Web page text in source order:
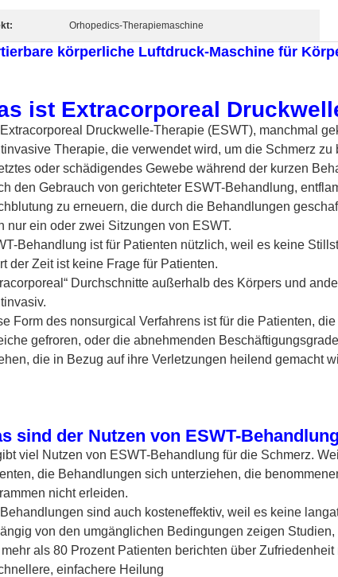
Orhopedics-Therapiemaschine
körperliche Luftdruck-Maschine für
ist Extracorporeal
Druckwelle-Therapie (ESWT), manchmal
Therapie, die verwendet wird, um die Schmerz
oder schädigendes Gewebe während der kurzen
den Gebrauch von gerichteter ESWT-Behandlung,
zu erneuern, die durch die Behandlungen
nur ein oder zwei Sitzungen von ESWT.
Behandlung ist für Patienten nützlich, weil es keine
der Zeit ist keine Frage für Patienten.
Durchschnitte außerhalb des Körpers und
Form des nonsurgical Verfahrens ist für die Patienten,
gefroren, oder die abnehmenden
die in Bezug auf ihre Verletzungen heilend gemacht
sind der Nutzen von ESWT-
viel Nutzen von ESWT-Behandlung für die Schmerz.
die Behandlungen sich unterziehen, die
nicht erleiden.
sind auch kosteneffektiv, weil es keine
von den umgänglichen Bedingungen zeigen
als 80 Prozent Patienten berichten über
einfachere Heilung